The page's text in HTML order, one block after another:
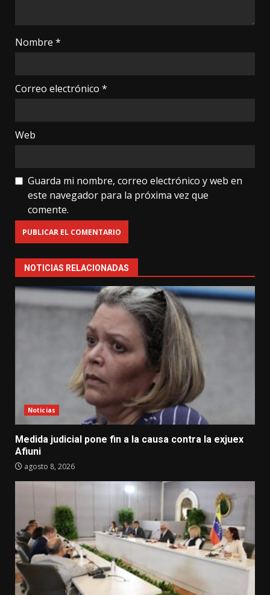
Nombre *
Correo electrónico *
Web
Guarda mi nombre, correo electrónico y web en
este navegador para la próxima vez que
comente.
NOTICIAS RELACIONADAS
Noticias
Medida judicial pone fin a la causa contra la exjuex
Afiuni
agosto 8, 2026